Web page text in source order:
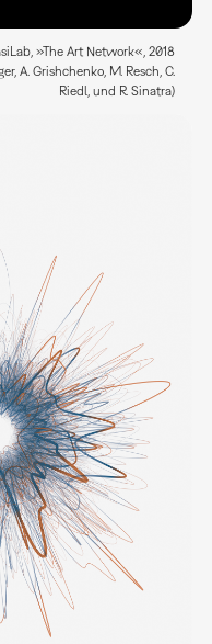
»The Art Network«, 2018
A. Grishchenko, M. Resch, C.
Riedl, und R. Sinatra)